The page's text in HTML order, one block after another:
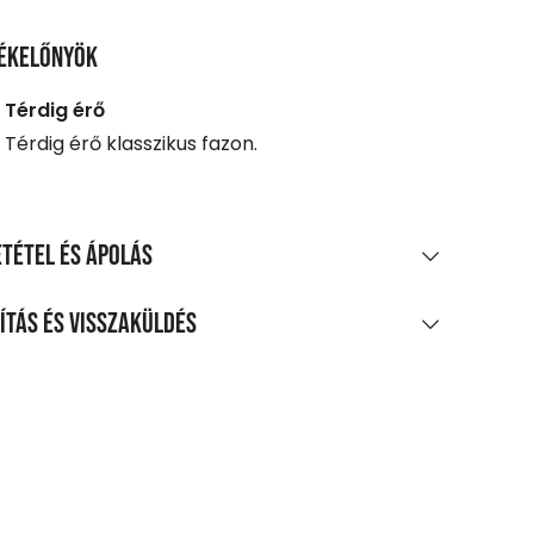
Térdig érő
Térdig érő klasszikus fazon.
és ápolás
és visszaküldés